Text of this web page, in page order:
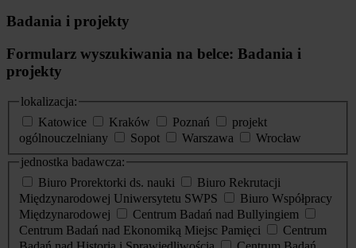
Badania i projekty
Formularz wyszukiwania na belce: Badania i
projekty
lokalizacja:
Katowice
Kraków Poznań
projekt
ogólnouczelniany
Sopot Warszawa
Wrocław
jednostka badawcza:
Biuro Prorektorki ds. nauki
Biuro Rekrutacji
Międzynarodowej Uniwersytetu SWPS
Biuro Współpracy
Międzynarodowej
Centrum Badań nad Bullyingiem
Centrum Badań nad Ekonomiką Miejsc Pamięci
Centrum